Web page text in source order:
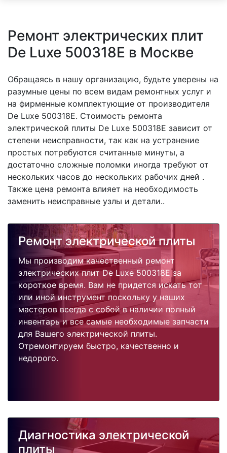
Ремонт электрических плит
De Luxe 500318E в Москве
Обращаясь в нашу организацию, будьте уверены на
разумные цены по всем видам ремонтных услуг и
на фирменные комплектующие от производителя
De Luxe 500318E. Стоимость ремонта
электрической плиты De Luxe 500318E зависит от
степени неисправности, так как на устранение
простых потребуются считанные минуты, а
достаточно сложные поломки иногда требуют от
нескольких часов до нескольких рабочих дней .
Также цена ремонта влияет на необходимость
заменить неисправные узлы и детали..
Ремонт электрической плиты
Мы производим качественный ремонт
электрических плит De Luxe 500318E за
короткое время. Вам не придется искать тот
или иной инструмент поскольку у наших
мастеров всегда с собой в наличии полный
инвентарь и все самые необходимые запчасти
для Вашего электрической плиты.
Отремонтируем быстро, качественно и
недорого.
Диагностика электрической
плиты